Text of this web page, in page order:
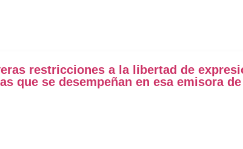
restricciones a la libertad de
que se desempeñan en esa emisora